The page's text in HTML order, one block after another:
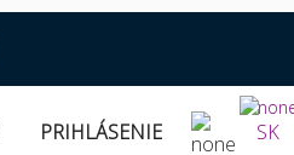
PRIHLÁSENIE SK